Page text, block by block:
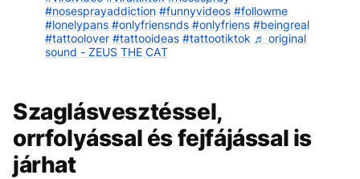
#nosesprayaddiction #funnyvideos #followme
#lonelypans #onlyfriensnds #onlyfriens #beingreal
#tattoolover #tattooideas #tattootiktok ♬ original
sound - ZEUS THE CAT
Szaglásvesztéssel,
orrfolyással és fejfájással is
járhat